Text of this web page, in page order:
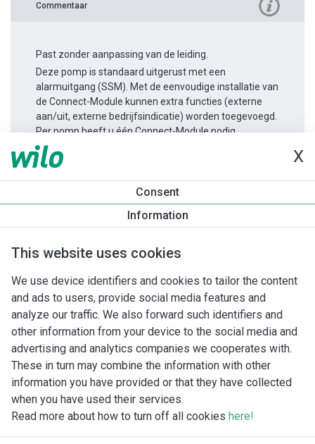
X
Consent
Information
This website uses cookies
We use device identifiers and cookies to tailor the content
and ads to users, provide social media features and
analyze our traffic. We also forward such identifiers and
other information from your device to the social media and
advertising and analytics companies we cooperates with.
These in turn may combine the information with other
information you have provided or that they have collected
when you have used their services.
Read more about how to turn off all cookies here!
Commentaar
Past zonder aanpassing van de leiding.
Deze pomp is standaard uitgerust met een
alarmuitgang (SSM). Met de eenvoudige installatie van
de Connect-Module kunnen extra functies (externe
aan/uit, externe bedrijfsindicatie) worden toegevoegd.
Per pomp heeft u één Connect-Module nodig.
Productinformatie
Yonos MAXO 80/0,5-12 PN6
Imprint